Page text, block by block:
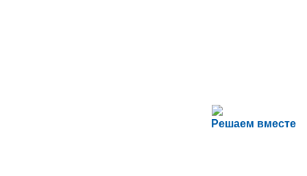
Решаем вместе
Сложности с
Сообщите об этом